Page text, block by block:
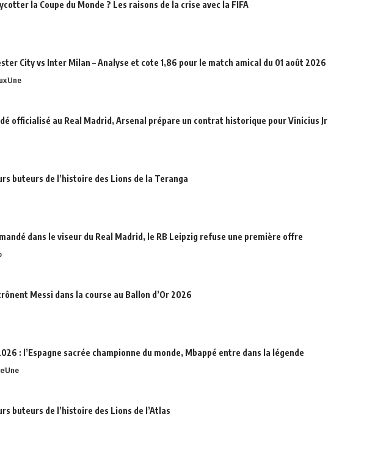
la Coupe du Monde ? Les raisons de la crise avec la FIFA
City vs Inter Milan – Analyse et cote 1,86 pour le match amical du 01 août 2026
Une
officialisé au Real Madrid, Arsenal prépare un contrat historique pour Vinicius Jr
buteurs de l’histoire des Lions de la Teranga
dans le viseur du Real Madrid, le RB Leipzig refuse une première offre
Messi dans la course au Ballon d’Or 2026
: l’Espagne sacrée championne du monde, Mbappé entre dans la légende
Une
buteurs de l’histoire des Lions de l’Atlas